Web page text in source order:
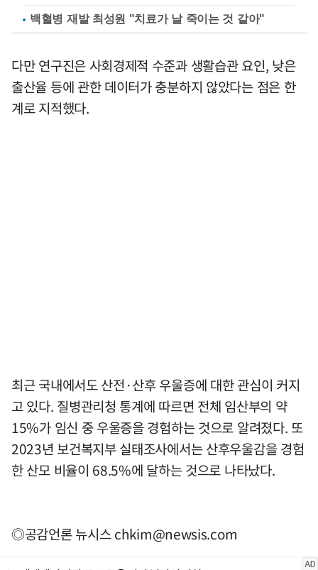
백혈병 재발 최성원 "치료가 날 죽이는 것 같아"
다만 연구진은 사회경제적 수준과 생활습관 요인, 낮은
출산율 등에 관한 데이터가 충분하지 않았다는 점은 한
계로 지적했다.
최근 국내에서도 산전·산후 우울증에 대한 관심이 커지
고 있다. 질병관리청 통계에 따르면 전체 임산부의 약
15%가 임신 중 우울증을 경험하는 것으로 알려졌다. 또
2023년 보건복지부 실태조사에서는 산후우울감을 경험
한 산모 비율이 68.5%에 달하는 것으로 나타났다.
◎공감언론 뉴시스chkim@newsis.com